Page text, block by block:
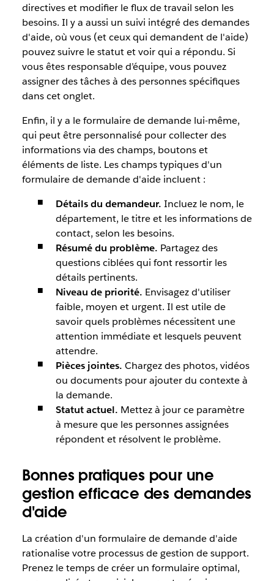
directives et modifier le flux de travail selon les
besoins. Il y a aussi un suivi intégré des demandes
d'aide, où vous (et ceux qui demandent de l'aide)
pouvez suivre le statut et voir qui a répondu. Si
vous êtes responsable d’équipe, vous pouvez
assigner des tâches à des personnes spécifiques
dans cet onglet.
Enfin, il y a le formulaire de demande lui-même,
qui peut être personnalisé pour collecter des
informations via des champs, boutons et
éléments de liste. Les champs typiques d'un
formulaire de demande d'aide incluent :
Détails du demandeur. Incluez le nom, le
département, le titre et les informations de
contact, selon les besoins.
Résumé du problème. Partagezdes
questions ciblées qui font ressortir les
détails pertinents.
Niveau de priorité. Envisagez d'utiliser
faible, moyen et urgent. Il est utile de
savoir quels problèmes nécessitent une
attention immédiate et lesquels peuvent
attendre.
Pièces jointes. Chargez des photos, vidéos
ou documents pour ajouter du contexte à
la demande.
Statut actuel. Mettez à jour ce paramètre
à mesure que les personnes assignées
répondent et résolvent le problème.
Bonnes pratiques pour une
gestion efficace des demandes
d'aide
La création d'un formulaire de demande d'aide
rationalise votre processus de gestion de support.
Prenez le temps de créer un formulaire optimal,